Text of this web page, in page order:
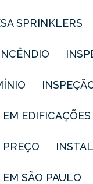
SPRINKLERS
EDIFICAÇÕES
PREÇO
EM SÃO PAULO